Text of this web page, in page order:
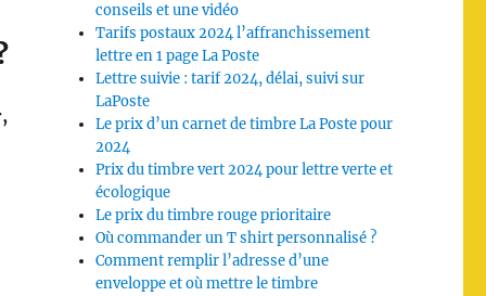
conseils et une vidéo
Tarifs postaux 2024 l’affranchissement
lettre en 1 page La Poste
Lettre suivie : tarif 2024, délai, suivi sur
LaPoste
Le prix d’un carnet de timbre La Poste pour
2024
Prix du timbre vert 2024 pour lettre verte et
écologique
Le prix du timbre rouge prioritaire
Où commander un T shirt personnalisé ?
Comment remplir l’adresse d’une
enveloppe et où mettre le timbre